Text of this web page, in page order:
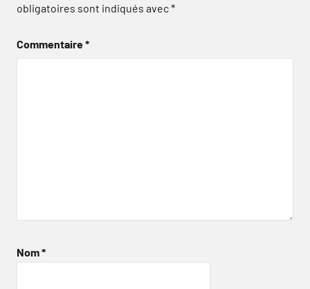
obligatoires sont indiqués avec*
Commentaire*
Nom*